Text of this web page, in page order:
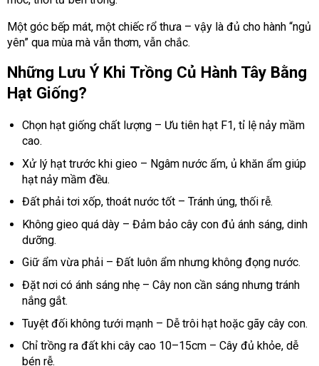
Một góc bếp mát, một chiếc rổ thưa – vậy là đủ cho hành “ngủ
yên” qua mùa mà vẫn thơm, vẫn chắc.
Những Lưu Ý Khi Trồng Củ Hành Tây Bằng
Hạt Giống?
Chọn hạt giống chất lượng – Ưu tiên hạt F1, tỉ lệ nảy mầm
cao.
Xử lý hạt trước khi gieo – Ngâm nước ấm, ủ khăn ẩm giúp
hạt nảy mầm đều.
Đất phải tơi xốp, thoát nước tốt – Tránh úng, thối rễ.
Không gieo quá dày – Đảm bảo cây con đủ ánh sáng, dinh
dưỡng.
Giữ ẩm vừa phải – Đất luôn ẩm nhưng không đọng nước.
Đặt nơi có ánh sáng nhẹ – Cây non cần sáng nhưng tránh
nắng gắt.
Tuyệt đối không tưới mạnh – Dễ trôi hạt hoặc gãy cây con.
Chỉ trồng ra đất khi cây cao 10–15cm – Cây đủ khỏe, dễ
bén rễ.